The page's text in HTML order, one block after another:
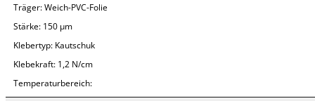
Träger:Weich-PVC-Folie
Stärke: 150 µm
Klebertyp: Kautschuk
Klebekraft: 1,2 N/cm
Temperaturbereich: